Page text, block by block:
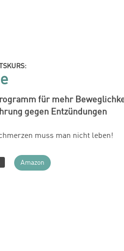
für mehr
gegen Entzündungen
muss man nicht leben!
Amazon